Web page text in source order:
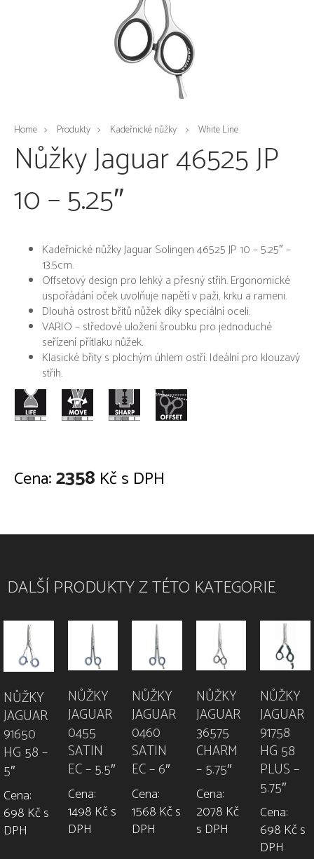
Home Produkty Kadeřnické nůžky White Line
Nůžky Jaguar 46525 JP
10 – 5.25″
Kadeřnické nůžky Jaguar Solingen 46525 JP 10 – 5.25″ –
13.5cm.
Offsetový design pro lehký a přesný střih. Ergonomické
uspořádání oček uvolňuje napětí v paži, krku a rameni.
Dlouhá ostrost břitů nůžek díky speciální oceli.
VARIO – středové uložení šroubku pro jednoduché
seřízení přítlaku nůžek.
Klasické břity s plochým úhlem ostří. Ideální pro klouzavý
střih.
Cena:2358 Kč s DPH
DALŠÍ PRODUKTY Z TÉTO KATEGORIE
NŮŽKY
JAGUAR
91650
HG 58 –
5″
Cena:
698 Kč s
DPH
NŮŽKY
JAGUAR
0455
SATIN
EC – 5.5″
Cena:
1498 Kč s
DPH
NŮŽKY
JAGUAR
0460
SATIN
EC – 6″
Cena:
1568 Kč s
DPH
NŮŽKY
JAGUAR
36575
CHARM
– 5.75″
Cena:
2078 Kč
s DPH
NŮŽKY
JAGUAR
91758
HG 58
PLUS –
5.75″
Cena:
698 Kč s
DPH